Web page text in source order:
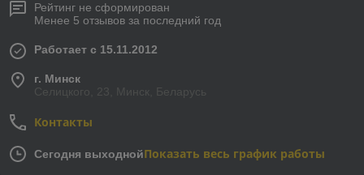
Рейтинг не сформирован
Менее 5 отзывов за последний год
Работает с 15.11.2012
г. Минск
Селицкого, 23, Минск, Беларусь
Контакты
Сегодня выходнойПоказать весь график работы